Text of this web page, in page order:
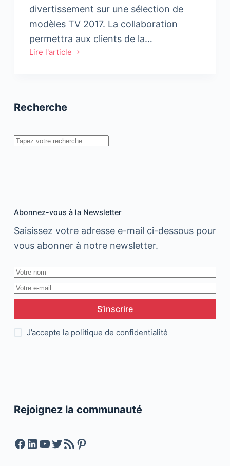
divertissement sur une sélection de
modèles TV 2017. La collaboration
permettra aux clients de la…
Lire l'article
LG
la
Plus
Recherche
Rechercher
Abonnez-vous à la Newsletter
Saisissez votre adresse e-mail ci-dessous pour
vous abonner à notre newsletter.
S’inscrire
J’accepte la politique de confidentialité
Rejoignez la communauté
Facebook
LinkedIn
YouTube
Twitter
Feed RSSPinterest